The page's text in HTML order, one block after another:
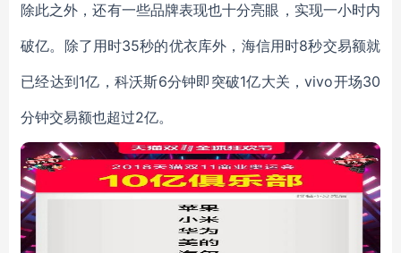
除此之外，还有一些品牌表现也十分亮眼，实现一小时内
破亿。除了用时35秒的优衣库外，海信用时8秒交易额就
已经达到1亿，科沃斯6分钟即突破1亿大关，vivo开场30
分钟交易额也超过2亿。